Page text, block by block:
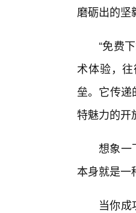
磨砺出的坚
“免费
术体验，
垒。它传
特魅力的开
想象一
本身就是一
当你成